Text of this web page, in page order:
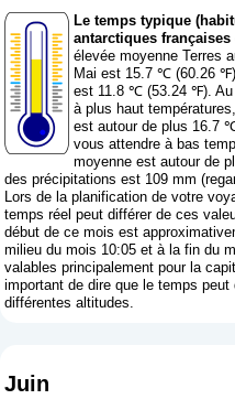
Le temps typique
antarctiques françaises
élevée moyenne Terres
Mai est 15.7 ℃ (60.26
est 11.8 ℃ (53.24 ℉). Au
à plus haut
est autour de plus 16.7
vous attendre à bas
moyenne est autour de
des précipitations est 109 mm (
Lors de la planification de votre
temps réel peut différer de ces
début de ce mois est
milieu du mois 10:05 et à la fin du
valables principalement pour la
important de dire que le temps
différentes altitudes.
Juin